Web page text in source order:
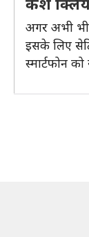
अगर अभी भी
इसके लिए
स्मार्टफोन